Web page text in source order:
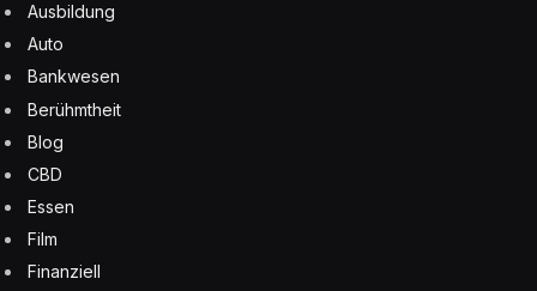
Ausbildung
Auto
Bankwesen
Berühmtheit
Blog
CBD
Essen
Film
Finanziell